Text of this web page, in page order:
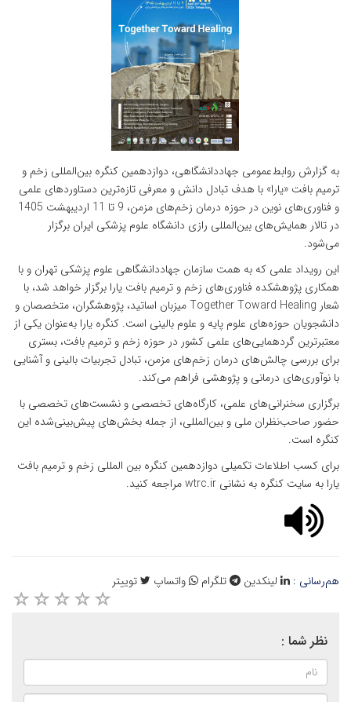
به گزارش روابط‌عمومی جهاددانشگاهی، دوازدهمین کنگره بین‌المللی زخم و
ترمیم بافت «یارا» با هدف تبادل دانش و معرفی تازه‌ترین دستاوردهای علمی
و فناوری‌های نوین در حوزه درمان زخم‌های مزمن، 9 تا 11 اردیبهشت 1405
در تالار همایش‌های بین‌المللی رازی دانشگاه علوم پزشکی ایران برگزار
می‌شود.
این رویداد علمی که به همت سازمان جهاددانشگاهی علوم پزشکی تهران و با
همکاری پژوهشکده فناوری‌های زخم و ترمیم بافت یارا برگزار خواهد شد، با
شعار Together Toward Healing میزبان اساتید، پژوهشگران، متخصصان و
دانشجویان حوزه‌های علوم پایه و علوم بالینی است. کنگره یارا به‌عنوان یکی از
معتبرترین گردهمایی‌های علمی کشور در حوزه زخم و ترمیم بافت، بستری
برای بررسی چالش‌های درمان زخم‌های مزمن، تبادل تجربیات بالینی و آشنایی
با نوآوری‌های درمانی و پژوهشی فراهم می‌کند.
برگزاری سخنرانی‌های علمی، کارگاه‌های تخصصی و نشست‌های تخصصی با
حضور صاحب‌نظران ملی و بین‌المللی، از جمله بخش‌های پیش‌بینی‌شده این
کنگره است.
برای کسب اطلاعات تکمیلی دوازدهمین کنگره بین المللی زخم و ترمیم بافت
یارا به سایت کنگره به نشانی wtrc.ir مراجعه کنید.
هم‌رسانی : لینکدین تلگرام واتساپ توییتر
نظر شما :